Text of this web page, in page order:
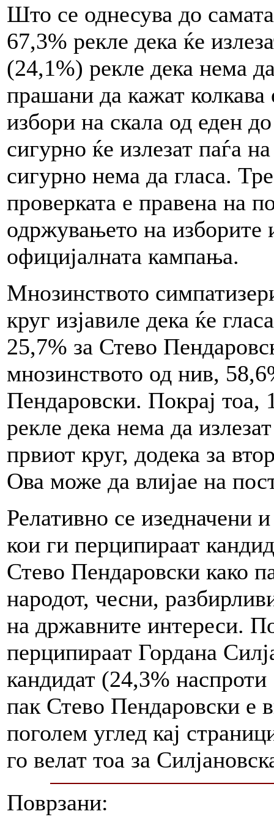
Што се однесува до
67,3% рекле дека ќе
(24,1%) рекле дека нема
прашани да кажат колкава
избори на скала од еден
сигурно ќе излезат паѓа
сигурно нема да гласа.
проверката е правена на
одржувањето на изборите
официјалната кампања.
Мнозинството
круг изјавиле дека ќе
25,7% за Стево
мнозинството од нив,
Пендаровски. Покрај
рекле дека нема да
првиот круг, додека за
Ова може да влијае на
Релативно се изедначени
кои ги перципираат
Стево Пендаровски како
народот, чесни,
на државните интереси.
перципираат Гордана
кандидат (24,3%
пак Стево Пендаровски е
поголем углед кај
го велат тоа за
Поврзани: